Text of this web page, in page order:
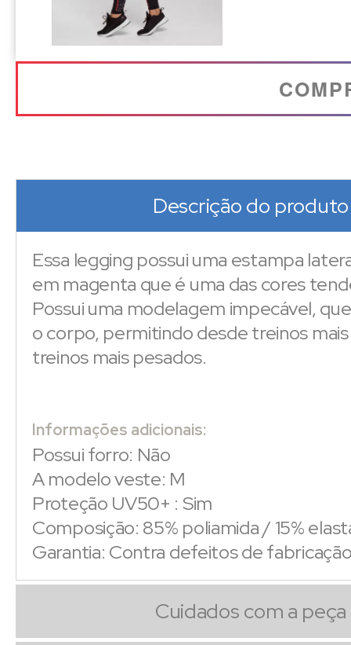
Descrição do produto
Essa legging possui uma estampa
em magenta que é uma das cores
Possui uma modelagem impecável,
o corpo, permitindo desde treinos
treinos mais pesados.
Informações adicionais:
Possui forro: Não
A modelo veste: M
Proteção UV50+ : Sim
Composição: 85% poliamida / 15%
Garantia: Contra defeitos de
Cuidados com a peça